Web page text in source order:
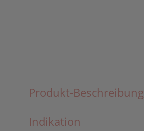
Produkt-Beschreibung
Indikation